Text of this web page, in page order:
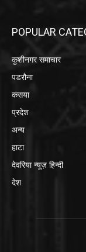
POPULAR
कुशीनगर समाचार
पडरौना
कसया
प्रदेश
अन्य
हाटा
देवरिया न्यूज़ हिन्दी
देश